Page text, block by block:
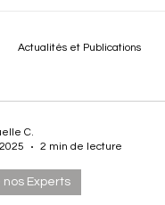
Actualités et Publications
nos Experts
C.
2 min de lecture